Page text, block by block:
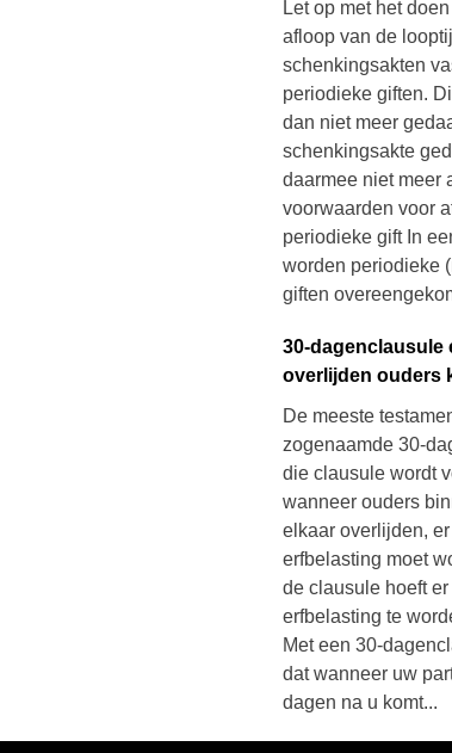
Let op met het
afloop van de
schenkingsakten
periodieke giften.
dan niet meer
schenkingsakte
daarmee niet meer
voorwaarden voor
periodieke gift In
worden periodieke
giften
30-dagenclausule
overlijden ouders
De meeste
zogenaamde 30-
die clausule wordt
wanneer ouders
elkaar overlijden,
erfbelasting moet
de clausule hoeft
erfbelasting te
Met een 30-
dat wanneer uw
dagen na u komt...